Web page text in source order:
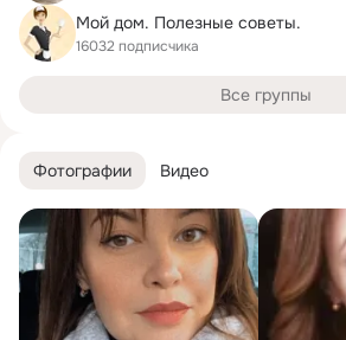
Фотографии Видео
Мой дом. Полезные советы.
16032 подписчика
Все группы